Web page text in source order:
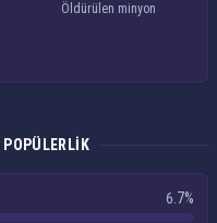
Öldürülen minyon
POPÜLERLIK
6.7%